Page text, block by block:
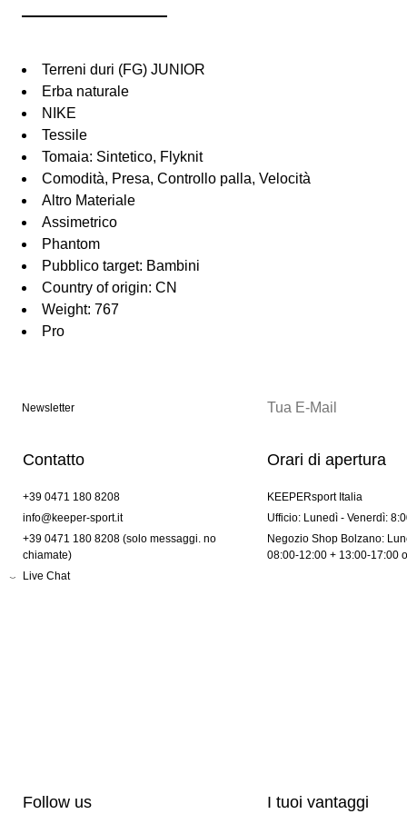
Terreni duri (FG) JUNIOR
Erba naturale
NIKE
Tessile
Tomaia: Sintetico, Flyknit
Comodità, Presa, Controllo palla, Velocità
Altro Materiale
Assimetrico
Phantom
Pubblico target: Bambini
Country of origin: CN
Weight: 767
Pro
Newsletter
Contatto
+39 0471 180 8208
info@keeper-sport.it
+39 0471 180 8208 (solo messaggi. no
chiamate)
Live Chat
Orari di apertura
KEEPERsport Italia
Ufficio: Lunedì - Venerdì:
Negozio Shop Bolzano:
08:00-12:00 + 13:00-17:00
Follow us I tuoi vantaggi